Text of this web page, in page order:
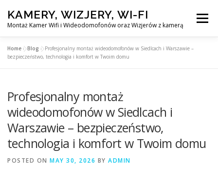
content
KAMERY, WIZJERY, WI-FI
Montaż Kamer Wifi i Wideodomofonów oraz Wizjerów z kamerą
Menu
GŁÓWNA MONTAŻ KAMER WIFI W WARSZAWA
MONTAŻ WIDEDOMOFONÓW
MONTAŻU WIZJERÓW Z KAMERĄ BLOG
KONTAKT
EN
Home »Blog »Profesjonalny montaż wideodomofonów w Siedlcach i Warszawie –
bezpieczeństwo, technologia i komfort w Twoim domu
Profesjonalny montaż
wideodomofonów w Siedlcach i
Warszawie – bezpieczeństwo,
technologia i komfort w Twoim domu
POSTED ON MAY 30, 2026 BY ADMIN